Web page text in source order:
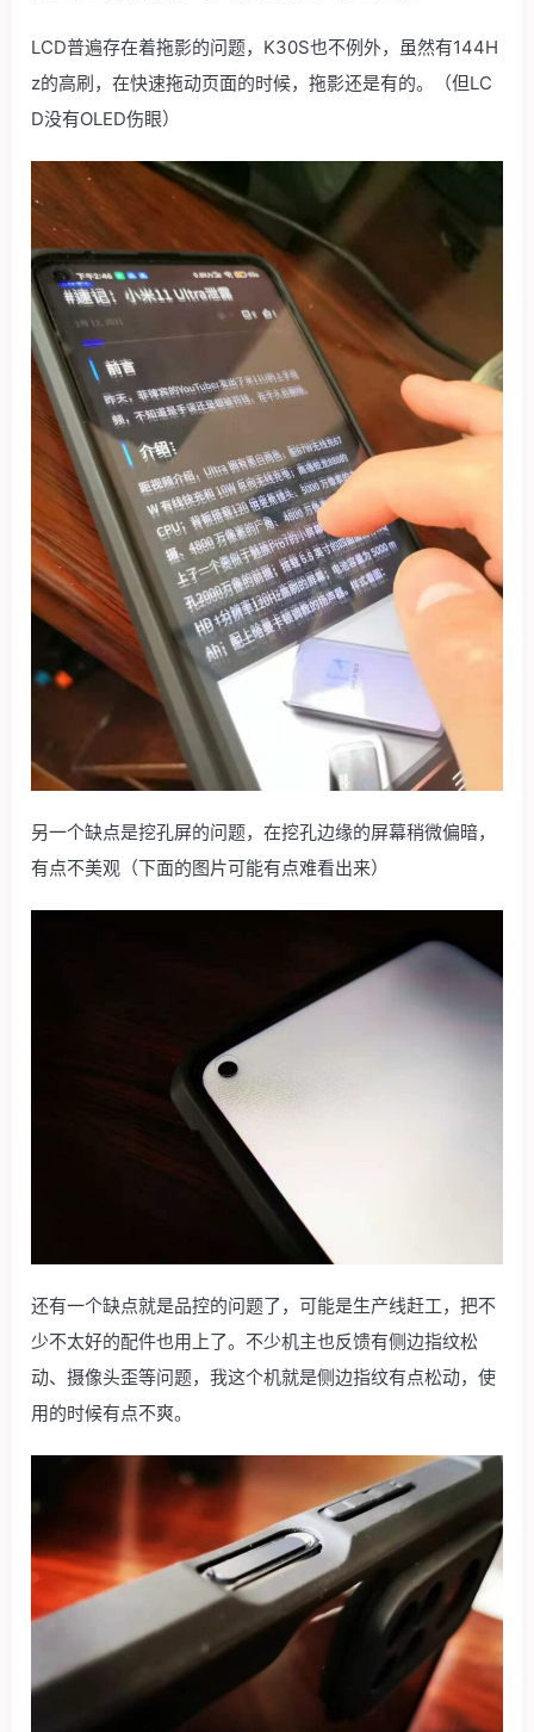
LCD普遍存在着拖影的问题，K30S也不例外，虽然有144H
z的高刷，在快速拖动页面的时候，拖影还是有的。（但LC
D没有OLED伤眼）
另一个缺点是挖孔屏的问题，在挖孔边缘的屏幕稍微偏暗，
有点不美观（下面的图片可能有点难看出来）
还有一个缺点就是品控的问题了，可能是生产线赶工，把不
少不太好的配件也用上了。不少机主也反馈有侧边指纹松
动、摄像头歪等问题，我这个机就是侧边指纹有点松动，使
用的时候有点不爽。